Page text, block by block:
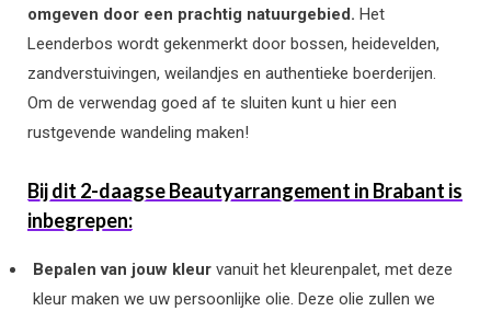
omgeven door een prachtig natuurgebied. Het
Leenderbos wordt gekenmerkt door bossen, heidevelden,
zandverstuivingen, weilandjes en authentieke boerderijen.
Om de verwendag goed af te sluiten kunt u hier een
rustgevende wandeling maken!
Bij dit 2-daagse Beautyarrangement in Brabant is
inbegrepen:
Bepalen van jouw kleur vanuit het kleurenpalet, met deze
kleur maken we uw persoonlijke olie. Deze olie zullen we